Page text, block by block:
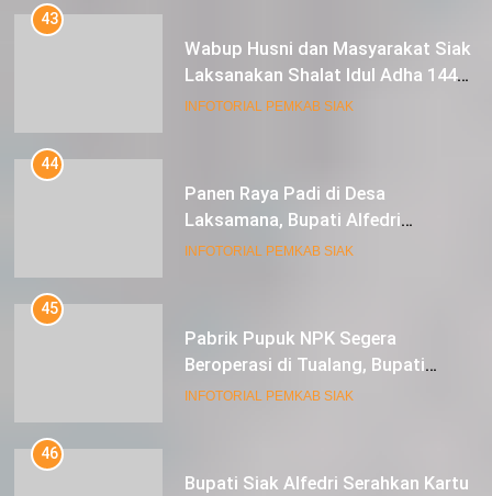
43
Wabup Husni dan Masyarakat Siak
Laksanakan Shalat Idul Adha 1445
Hijriah di Lapangan Tugu Siak
INFOTORIAL PEMKAB SIAK
44
Panen Raya Padi di Desa
Laksamana, Bupati Alfedri
Serahkan 16 Unit Mesin Pompa Air
INFOTORIAL PEMKAB SIAK
45
Pabrik Pupuk NPK Segera
Beroperasi di Tualang, Bupati
Alfedri Investasi ini Tingkatkan
INFOTORIAL PEMKAB SIAK
46
Bupati Siak Alfedri Serahkan Kartu